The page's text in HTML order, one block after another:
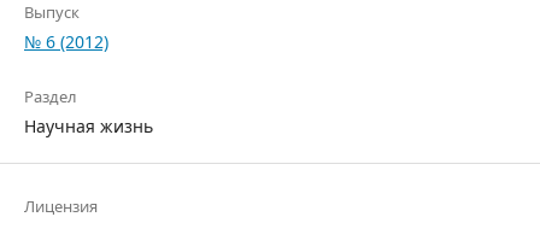
Выпуск
№ 6 (2012)
Раздел
Научная жизнь
Лицензия